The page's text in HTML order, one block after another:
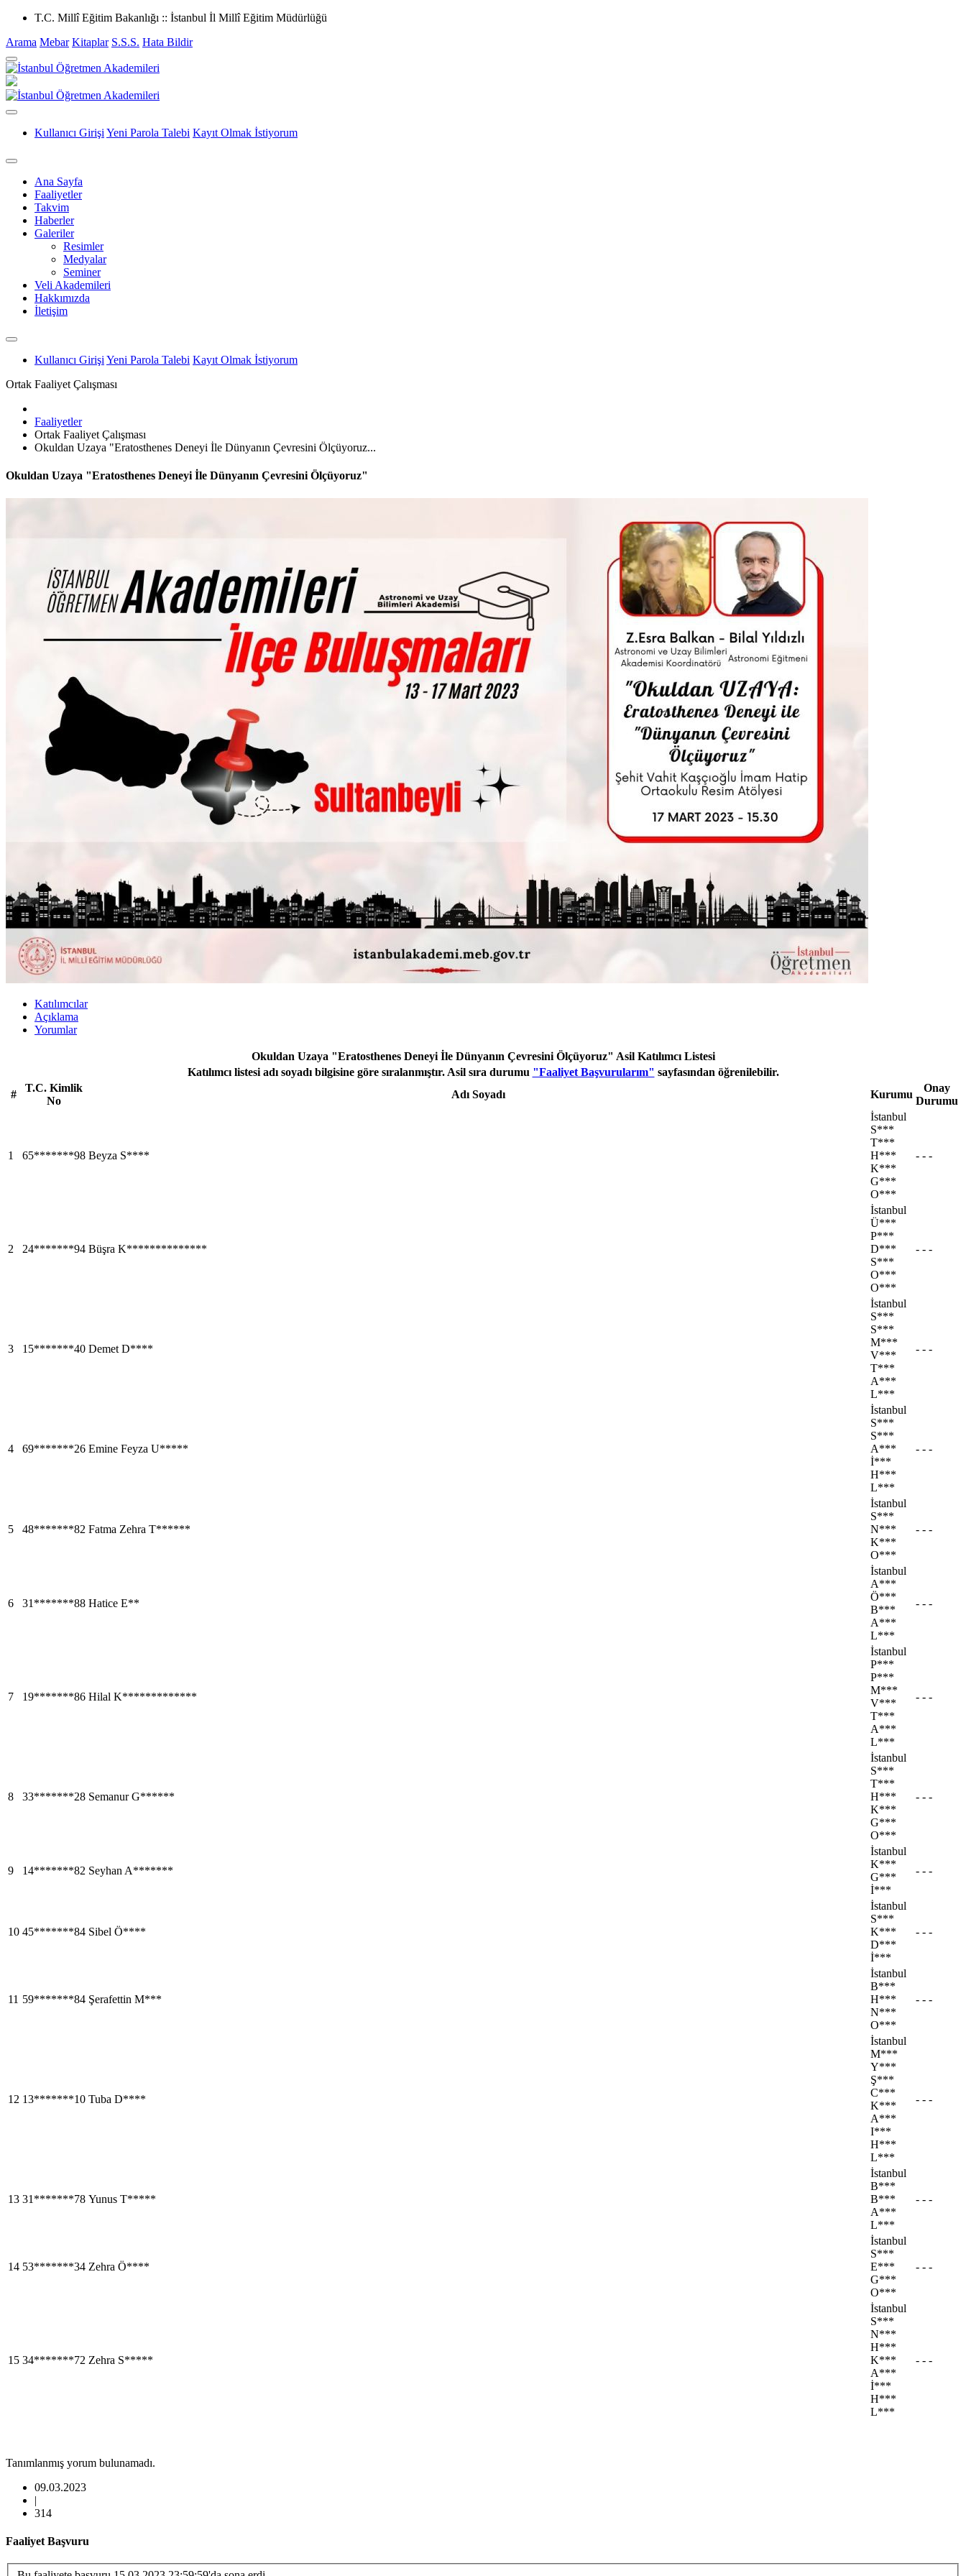
T.C. Millî Eğitim Bakanlığı :: İstanbul İl Millî Eğitim Müdürlüğü
Arama Mebar Kitaplar S.S.S. Hata Bildir
Kullanıcı Girişi Yeni Parola Talebi Kayıt Olmak İstiyorum
Ana Sayfa
Faaliyetler
Takvim
Haberler
Galeriler
Resimler
Medyalar
Seminer
Veli Akademileri
Hakkımızda
İletişim
Kullanıcı Girişi Yeni Parola Talebi Kayıt Olmak İstiyorum
Ortak Faaliyet Çalışması
Faaliyetler
Ortak Faaliyet Çalışması
Okuldan Uzaya "Eratosthenes Deneyi İle Dünyanın Çevresini Ölçüyoruz...
Okuldan Uzaya "Eratosthenes Deneyi İle Dünyanın Çevresini Ölçüyoruz"
Katılımcılar
Açıklama
Yorumlar
Okuldan Uzaya "Eratosthenes Deneyi İle Dünyanın Çevresini Ölçüyoruz" Asil Katılımcı Listesi
Katılımcı listesi adı soyadı bilgisine göre sıralanmıştır. Asil sıra durumu "Faaliyet Başvurularım" sayfasından öğrenilebilir.
#
T.C. Kimlik
No
Adı Soyadı Kurumu
Onay
Durumu
1 65*******98 Beyza S****
İstanbul
S***
T***
H***
K***
G***
O***
- - -
2 24*******94 Büşra K**************
İstanbul
Ü***
P***
D***
S***
O***
O***
- - -
3 15*******40 Demet D****
İstanbul
S***
S***
M***
V***
T***
A***
L***
- - -
4 69*******26 Emine Feyza U*****
İstanbul
S***
S***
A***
İ***
H***
L***
- - -
5 48*******82 Fatma Zehra T******
İstanbul
S***
N***
K***
O***
- - -
6 31*******88 Hatice E**
İstanbul
A***
Ö***
B***
A***
L***
- - -
7 19*******86 Hilal K*************
İstanbul
P***
P***
M***
V***
T***
A***
L***
- - -
8 33*******28 Semanur G******
İstanbul
S***
T***
H***
K***
G***
O***
- - -
9 14*******82 Seyhan A*******
İstanbul
K***
G***
İ***
- - -
10 45*******84 Sibel Ö****
İstanbul
S***
K***
D***
İ***
- - -
11 59*******84 Şerafettin M***
İstanbul
B***
H***
N***
O***
- - -
12 13*******10 Tuba D****
İstanbul
M***
Y***
Ş***
C***
K***
A***
I***
H***
L***
- - -
13 31*******78 Yunus T*****
İstanbul
B***
B***
A***
L***
- - -
14 53*******34 Zehra Ö****
İstanbul
S***
E***
G***
O***
- - -
15 34*******72 Zehra S*****
İstanbul
S***
N***
H***
K***
A***
İ***
H***
L***
- - -
Tanımlanmış yorum bulunamadı.
09.03.2023
|
314
Faaliyet Başvuru